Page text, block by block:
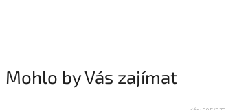
Mohlo by Vás zajímat